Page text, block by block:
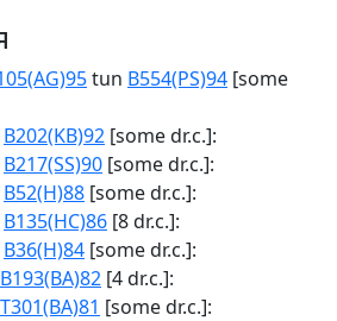
tun B554(PS)94 [some
B202(KB)92 [some dr.c.]:
B217(SS)90 [some dr.c.]:
B52(H)88 [some dr.c.]:
B135(HC)86 [8 dr.c.]:
B36(H)84 [some dr.c.]:
B193(BA)82 [4 dr.c.]:
T301(BA)81 [some dr.c.]: